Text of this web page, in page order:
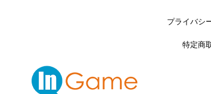
プライバシ
特定商